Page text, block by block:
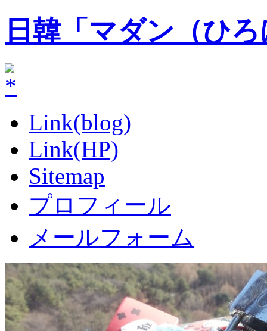
日韓「マダン（ひ
Link(blog)
Link(HP)
Sitemap
プロフィール
メールフォーム